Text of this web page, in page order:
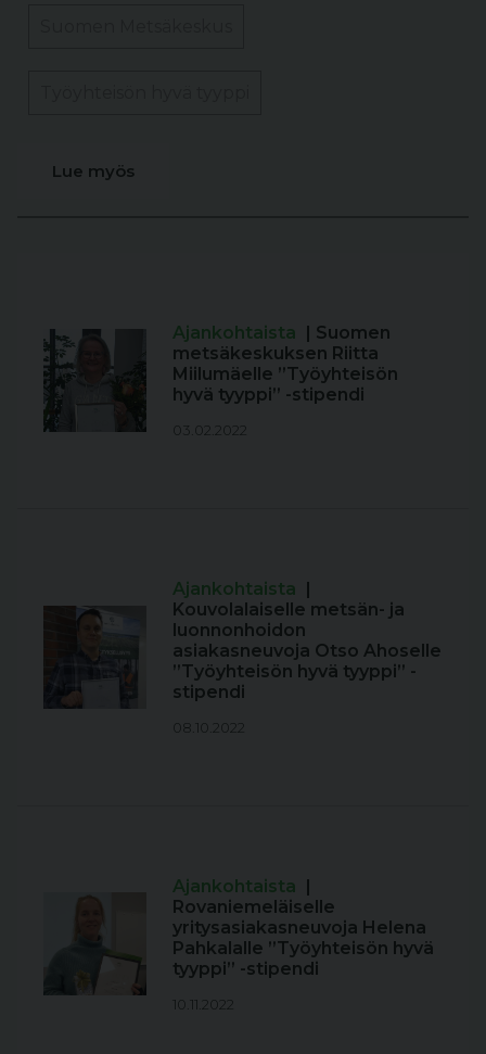
Lue myös
Ajankohtaista | Suomen
metsäkeskuksen Riitta
Miilumäelle ”Työyhteisön
hyvä tyyppi” -stipendi
03.02.2022
Ajankohtaista |
Kouvolalaiselle metsän- ja
luonnonhoidon
asiakasneuvoja Otso Ahoselle
”Työyhteisön hyvä tyyppi” -
stipendi
08.10.2022
Ajankohtaista |
Rovaniemeläiselle
yritysasiakasneuvoja Helena
Pahkalalle ”Työyhteisön hyvä
tyyppi” -stipendi
10.11.2022